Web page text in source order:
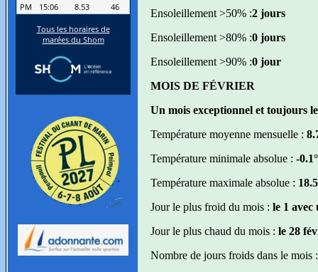
Ensoleillement >50% :2 jours
Ensoleillement >80% :0 jours
Ensoleillement >90% :0 jour
MOIS DE FÉVRIER
Un mois exceptionnel et toujours
Température moyenne mensuelle :
Température minimale absolue : -
Température maximale absolue :
Jour le plus froid du mois : le 1 avec
Jour le plus chaud du mois : le 28
Nombre de jours froids dans le mois